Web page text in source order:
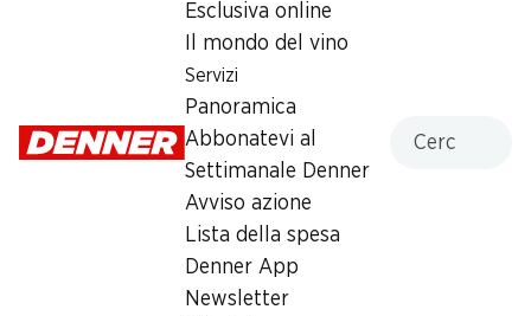
Esclusiva online
Il mondo del vino
Servizi
Panoramica
Abbonatevi al
Settimanale Denner
Avviso azione
Lista della spesa
Denner App
Newsletter
SPECIAL
12.95
1022222